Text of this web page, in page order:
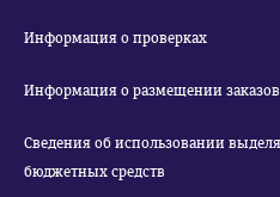
Информация о проверках
Информация о размещении заказов
Сведения об использовании
бюджетных средств